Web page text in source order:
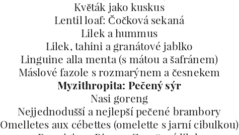
Květák jako kuskus
Lentil loaf: Čočková sekaná
Lilek a hummus
Lilek, tahini a granátové jablko
Linguine alla menta (s mátou a šafránem)
Máslové fazole s rozmarýnem a česnekem
Myzithropita: Pečený sýr
Nasi goreng
Nejjednodušší a nejlepší pečené brambory
Omelletes aux cébettes (omelette s jarní cibulkou)